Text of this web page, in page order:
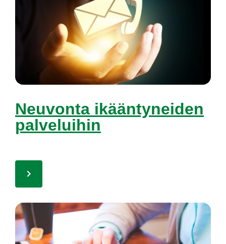
Neu­von­ta ikään­ty­nei­den
pal­ve­lui­hin